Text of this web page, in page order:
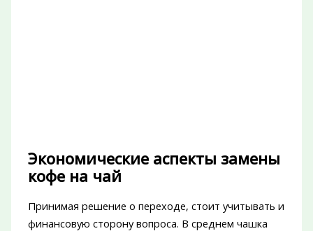
Экономические аспекты замены
кофе на чай
Принимая решение о переходе, стоит учитывать и
финансовую сторону вопроса. В среднем чашка